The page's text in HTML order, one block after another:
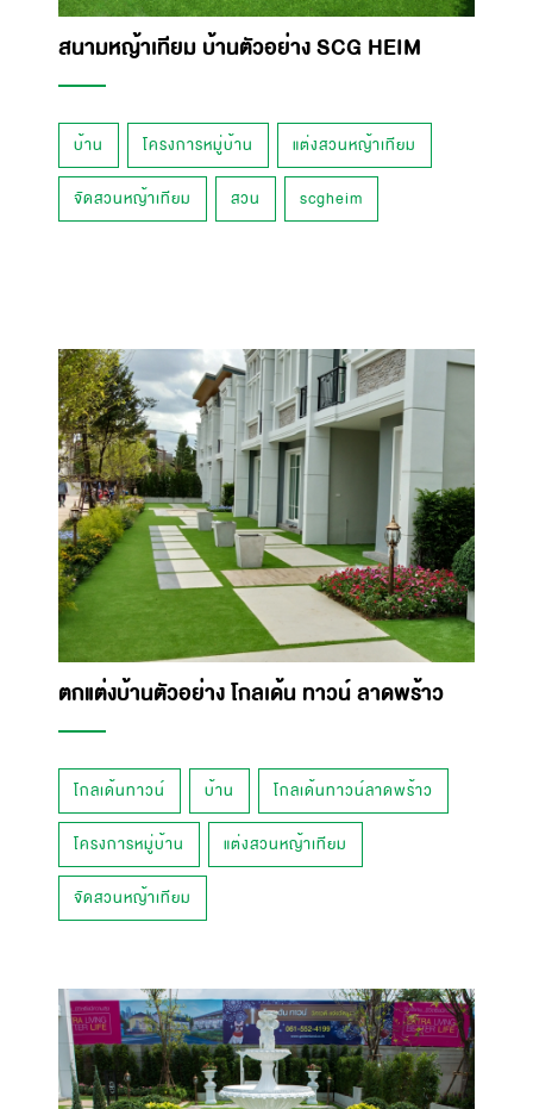
สนามหญ้าเทียม บ้านตัวอย่าง SCG HEIM
บ้าน โครงการหมู่บ้าน แต่งสวนหญ้าเทียม
จัดสวนหญ้าเทียม สวน scgheim
ตกแต่งบ้านตัวอย่าง โกลเด้น ทาวน์ ลาดพร้าว
โกลเด้นทาวน์ บ้าน โกลเด้นทาวน์ลาดพร้าว
โครงการหมู่บ้าน แต่งสวนหญ้าเทียม
จัดสวนหญ้าเทียม